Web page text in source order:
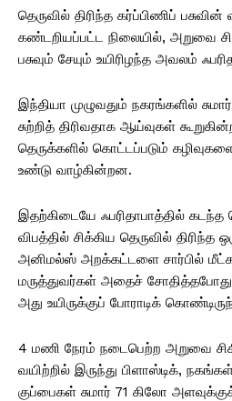
தெருவில் திரிந்த கர்ப்பிணிப்
கண்டறியப்பட்ட நிலையில், அறுவை
பசுவும் சேயும் உயிரிழந்த அவலம்
இந்தியா முழுவதும் நகரங்களில்
சுற்றித் திரிவதாக ஆய்வுகள்
தெருக்களில் கொட்டப்படும்
உண்டு வாழ்கின்றன.
இதற்கிடையே ஃபரிதாபாத்தில் கடந்த
விபத்தில் சிக்கிய தெருவில் திரிந்த
அனிமல்ஸ் அறக்கட்டளை சார்பில்
மருத்துவர்கள் அதைச் சோதித்தபோது
அது உயிருக்குப் போராடிக்
4 மணி நேரம் நடைபெற்ற அறுவை
வயிற்றில் இருந்து பிளாஸ்டிக்,
குப்பைகள் சுமார் 71 கிலோ